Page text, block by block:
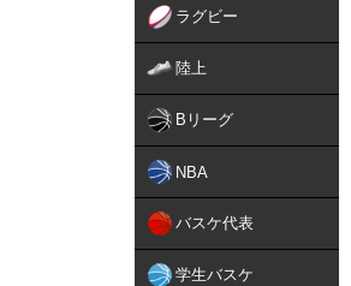
ラグビー
陸上
Bリーグ
NBA
バスケ代表
学生バスケ